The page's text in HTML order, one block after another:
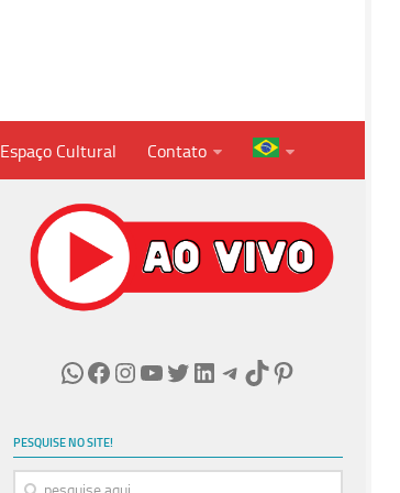
Espaço Cultural Contato
WhatsApp
Facebook
Instagram
Youtube
Twitter
LinkedIn
Telegram
TikTokPinterest
PESQUISE NO SITE!